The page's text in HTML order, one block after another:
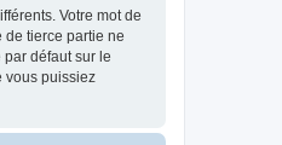
Votre mot de
de tierce partie ne
défaut sur le
vous puissiez